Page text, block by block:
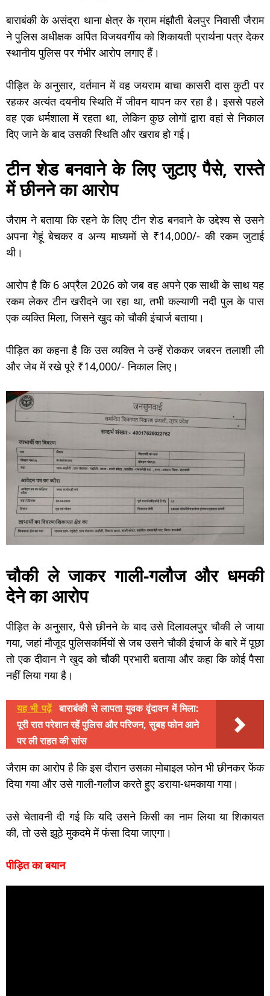
बाराबंकी के असंद्रा थाना क्षेत्र के ग्राम मंझौती बेलपुर निवासी जैराम
ने पुलिस अधीक्षक अर्पित विजयवर्गीय को शिकायती प्रार्थना पत्र देकर
स्थानीय पुलिस पर गंभीर आरोप लगाए हैं।
पीड़ित के अनुसार, वर्तमान में वह जयराम बाचा कासरी दास कुटी पर
रहकर अत्यंत दयनीय स्थिति में जीवन यापन कर रहा है। इससे पहले
वह एक धर्मशाला में रहता था, लेकिन कुछ लोगों द्वारा वहां से निकाल
दिए जाने के बाद उसकी स्थिति और खराब हो गई।
टीन शेड बनवाने के लिए जुटाए पैसे, रास्ते
में छीनने का आरोप
जैराम ने बताया कि रहने के लिए टीन शेड बनवाने के उद्देश्य से उसने
अपना गेहूं बेचकर व अन्य माध्यमों से ₹14,000/- की रकम जुटाई
थी।
आरोप है कि 6 अप्रैल 2026 को जब वह अपने एक साथी के साथ यह
रकम लेकर टीन खरीदने जा रहा था, तभी कल्याणी नदी पुल के पास
एक व्यक्ति मिला, जिसने खुद को चौकी इंचार्ज बताया।
पीड़ित का कहना है कि उस व्यक्ति ने उन्हें रोककर जबरन तलाशी ली
और जेब में रखे पूरे ₹14,000/- निकाल लिए।
चौकी ले जाकर गाली-गलौज और धमकी
देने का आरोप
पीड़ित के अनुसार, पैसे छीनने के बाद उसे दिलावलपुर चौकी ले जाया
गया, जहां मौजूद पुलिसकर्मियों से जब उसने चौकी इंचार्ज के बारे में पूछा
तो एक दीवान ने खुद को चौकी प्रभारी बताया और कहा कि कोई पैसा
नहीं लिया गया है।
यह भी पढ़ें बाराबंकी से लापता युवक वृंदावन में मिला:
पूरी रात परेशान रहें पुलिस और परिजन, सुबह फोन आने
पर ली राहत की सांस
जैराम का आरोप है कि इस दौरान उसका मोबाइल फोन भी छीनकर फेंक
दिया गया और उसे गाली-गलौज करते हुए डराया-धमकाया गया।
उसे चेतावनी दी गई कि यदि उसने किसी का नाम लिया या शिकायत
की, तो उसे झूठे मुकदमे में फंसा दिया जाएगा।
पीड़ित का बयान